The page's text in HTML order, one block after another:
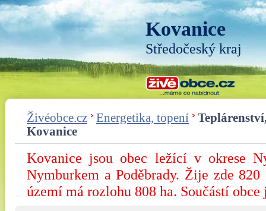
Kovanice
Středočeský kraj
Živéobce.cz Energetika, topení
Kovanice
Kovanice jsou obec ležící v okrese
Nymburkem a Poděbrady. Žije zde
území má rozlohu 808 ha. Součástí